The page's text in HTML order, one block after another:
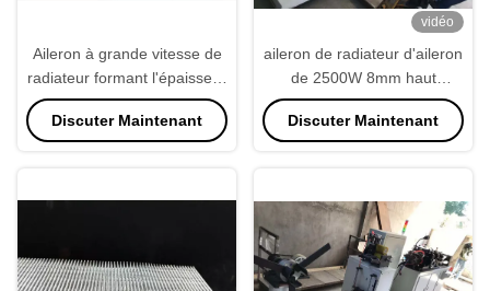
Aileron à grande vitesse de
radiateur formant l'épaisseur
de tube de la taille 1.5mm de
la machine 5mm
Discuter Maintenant
vidéo
aileron de radiateur d'aileron
de 2500W 8mm haut
formant la haute précision
de machine
Discuter Maintenant